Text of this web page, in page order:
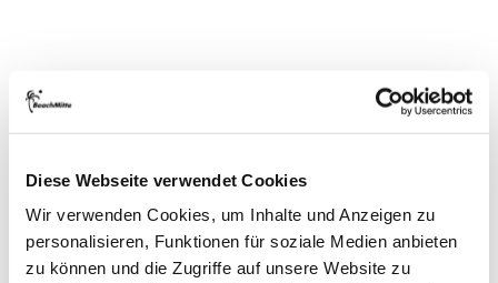
Diese Webseite verwendet Cookies
Wir verwenden Cookies, um Inhalte und Anzeigen zu
personalisieren, Funktionen für soziale Medien anbieten
zu können und die Zugriffe auf unsere Website zu
FAQ